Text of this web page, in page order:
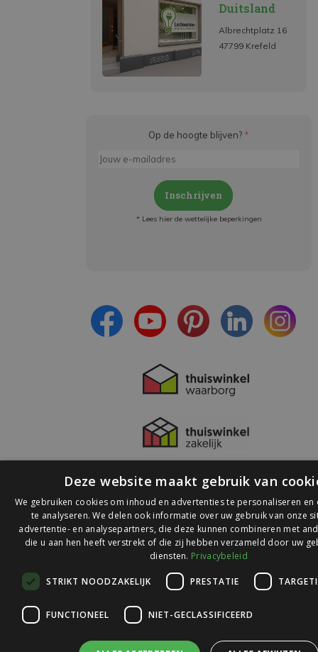
Duitsland
Albrechtplatz 16
47799 Krefeld
Op de hoogte blijven? *
Inschrijven
* Lees hier de wettelijke beperkingen
© 2026 Ledlichtdiscounter.nl
op
Webwinkelkeur
Deze website maakt gebruik van
We gebruiken cookies om inhoud en advertenties te personaliseren en
te analyseren. We delen ook informatie over uw gebruik van onze
advertentie- en analysepartners, die deze kunnen combineren met
die u aan hen heeft verstrekt of die zij hebben verzameld door uw
diensten. Privacybeleid
STRIKT NOODZAKELIJK PRESTATIE
FUNCTIONEEL NIET-GECLASSIFICEERD